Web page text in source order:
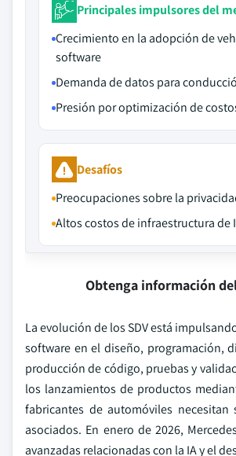
Principales impulsores del
Crecimiento en la adopción de
software
Demanda de datos para
Presión por optimización de
Desafíos
Preocupaciones sobre la
Altos costos de infraestructura de
Obtenga información
La evolución de los SDV está
software en el diseño, programación,
producción de código, pruebas y
los lanzamientos de productos
fabricantes de automóviles
asociados. En enero de 2026,
avanzadas relacionadas con la IA y el